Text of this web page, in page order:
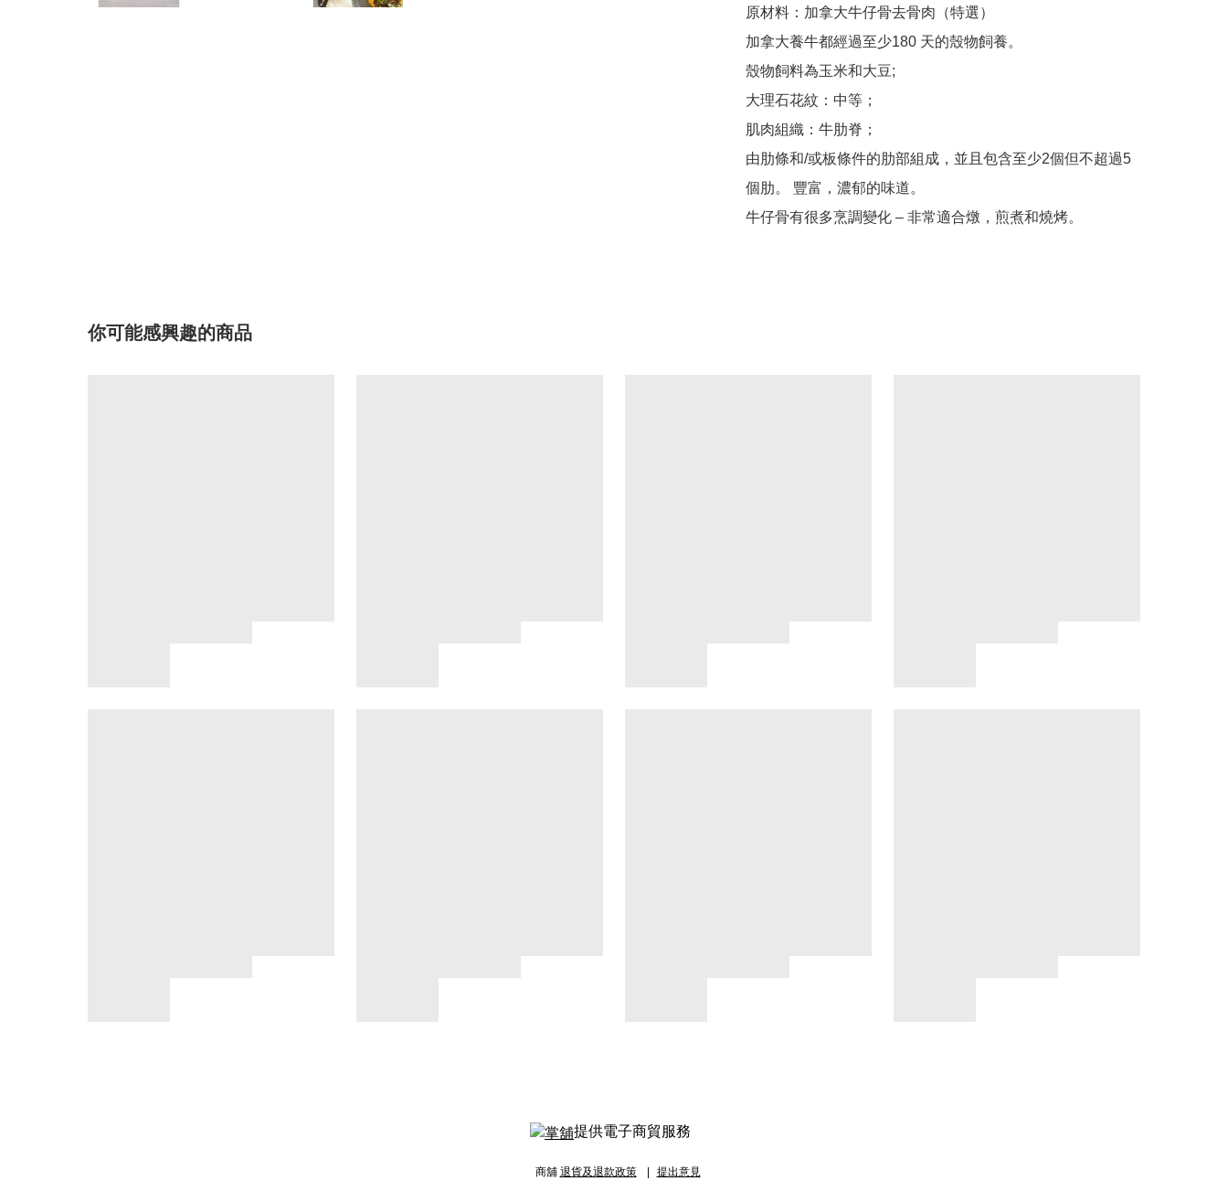
原材料：加拿大牛仔骨去骨肉（特選）
加拿大養牛都經過至少180 天的殼物飼養。
殼物飼料為玉米和大豆;
大理石花紋：中等；
肌肉組織：牛肋脊；
由肋條和/或板條件的肋部組成，並且包含至少2個但不超過5
個肋。 豐富，濃郁的味道。
牛仔骨有很多烹調變化 – 非常適合燉，煎煮和燒烤。
你可能感興趣的商品
提供電子商貿服務
商舖 退貨及退款政策 提出意見